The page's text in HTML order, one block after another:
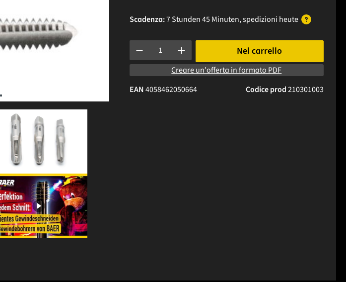
Scadenza:7 Stunden 45 Minuten, spedizioni heute
Quantità del prodotto: inserisci la quantità desiderata o usa i
Nel carrello
Creare un'offerta in formato PDF
Codice prod210301003
EAN4058462050664